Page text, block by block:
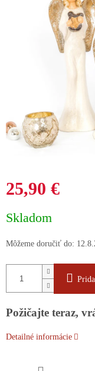
25,90 €
cena:
Skladom
Môžeme doručiť do:
Požičajte teraz,
Detailné informácie